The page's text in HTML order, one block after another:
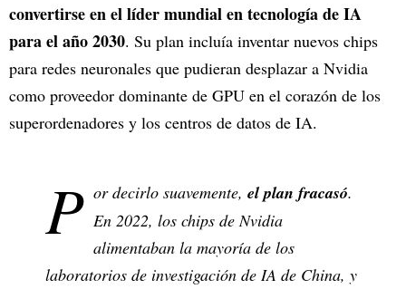
convertirse en el líder mundial en tecnología de IA
para el año 2030. Su plan incluía inventar nuevos chips
para redes neuronales que pudieran desplazar a Nvidia
como proveedor dominante de GPU en el corazón de los
superordenadores y los centros de datos de IA.
P or decirlo suavemente, el plan fracasó.
En 2022, los chips de Nvidia
alimentaban la mayoría de los
laboratorios de investigación de IA de China, y